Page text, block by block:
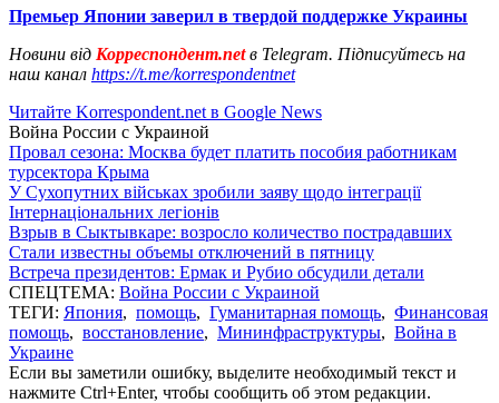
Премьер Японии заверил в твердой поддержке Украины
Новини від Корреспондент.netв Telegram. Підписуйтесь на
наш канал https://t.me/korrespondentnet
Читайте Korrespondent.net в Google News
Война России с Украиной
Провал сезона: Москва будет платить пособия работникам
турсектора Крыма
У Сухопутних військах зробили заяву щодо інтеграції
Інтернаціональних легіонів
Взрыв в Сыктывкаре: возросло количество пострадавших
Стали известны объемы отключений в пятницу
Встреча президентов: Ермак и Рубио обсудили детали
СПЕЦТЕМА: Война России с Украиной
ТЕГИ: Япония, помощь, Гуманитарная помощь, Финансовая
помощь, восстановление, Мининфраструктуры, Война в
Украине
Если вы заметили ошибку, выделите необходимый текст и
нажмите Ctrl+Enter, чтобы сообщить об этом редакции.